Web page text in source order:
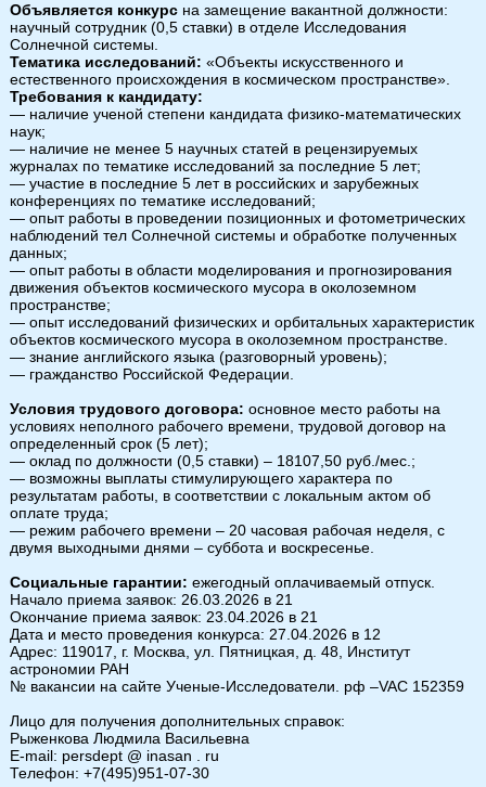
Объявляется конкурс на замещение вакантной должности:
научный сотрудник (0,5 ставки) в отделе Исследования
Солнечной системы.
Тематика исследований: «Объекты искусственного и
естественного происхождения в космическом пространстве».
Требования к кандидату:
— наличие ученой степени кандидата физико-математических
наук;
— наличие не менее 5 научных статей в рецензируемых
журналах по тематике исследований за последние 5 лет;
— участие в последние 5 лет в российских и зарубежных
конференциях по тематике исследований;
— опыт работы в проведении позиционных и фотометрических
наблюдений тел Солнечной системы и обработке полученных
данных;
— опыт работы в области моделирования и прогнозирования
движения объектов космического мусора в околоземном
пространстве;
— опыт исследований физических и орбитальных характеристик
объектов космического мусора в околоземном пространстве.
— знание английского языка (разговорный уровень);
— гражданство Российской Федерации.
Условия трудового договора: основное место работы на
условиях неполного рабочего времени, трудовой договор на
определенный срок (5 лет);
— оклад по должности (0,5 ставки) – 18107,50 руб./мес.;
— возможны выплаты стимулирующего характера по
результатам работы, в соответствии с локальным актом об
оплате труда;
— режим рабочего времени – 20 часовая рабочая неделя, с
двумя выходными днями – суббота и воскресенье.
Социальные гарантии: ежегодный оплачиваемый отпуск.
Начало приема заявок: 26.03.2026 в 21
Окончание приема заявок: 23.04.2026 в 21
Дата и место проведения конкурса: 27.04.2026 в 12
Адрес: 119017, г. Москва, ул. Пятницкая, д. 48, Институт
астрономии РАН
№ вакансии на сайте Ученые-Исследователи. рф –VAC 152359
Лицо для получения дополнительных справок:
Рыженкова Людмила Васильевна
E-mail: persdept @ inasan . ru
Телефон: +7(495)951-07-30